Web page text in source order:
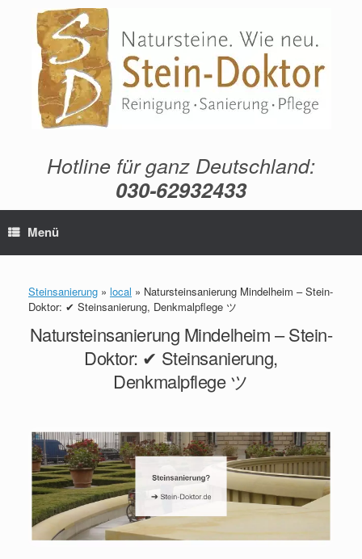
springen
Hotline für ganz Deutschland:
030-62932433
Menü
Steinsanierung » local » Natursteinsanierung Mindelheim – Stein-
Doktor: ✔ Steinsanierung, Denkmalpflege ツ
Natursteinsanierung Mindelheim – Stein-
Doktor: ✔ Steinsanierung,
Denkmalpflege ツ